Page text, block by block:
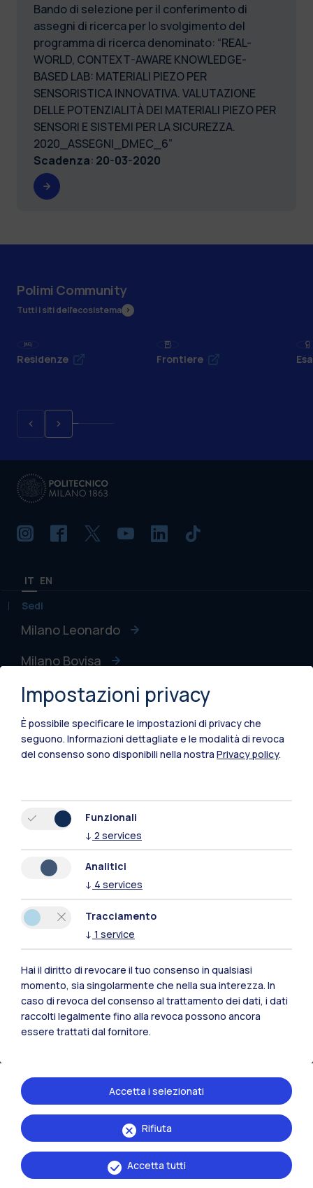
Bando di selezione per il conferimento di
assegni di ricerca per lo svolgimento del
programma di ricerca denominato: “REAL-
WORLD, CONTEXT-AWARE KNOWLEDGE-
BASED LAB: MATERIALI PIEZO PER
SENSORISTICA INNOVATIVA. VALUTAZIONE
DELLE POTENZIALITÀ DEI MATERIALI PIEZO PER
SENSORI E SISTEMI PER LA SICUREZZA.
2020_ASSEGNI_DMEC_6”
Scadenza: 20-03-2020
Polimi Community
Tutti i siti dell’ecosistema
Residenze Frontiere
IT EN
Sedi
Milano Leonardo
Milano Bovisa
Cremona
Lecco
Mantova
Xi'an
Naviga il sito
Contattaci
Politecnico di Milano, Piazza Leonardo da Vinci 32, 20133 Milano | P.IVA
04376620151 - C.F. 80057930150
Impostazioni privacy
È possibile specificare le impostazioni di privacy che
seguono. Informazioni dettagliate e le modalità di revoca
del consenso sono disponibili nella nostra Privacy policy.
Funzionali
↓ 2 services
Analitici
↓ 4 services
Tracciamento
↓ 1 service
Hai il diritto di revocare il tuo consenso in qualsiasi
momento, sia singolarmente che nella sua interezza. In
caso di revoca del consenso al trattamento dei dati, i dati
raccolti legalmente fino alla revoca possono ancora
essere trattati dal fornitore.
Rifiuta
Accetta i selezionati
Accetta tutti